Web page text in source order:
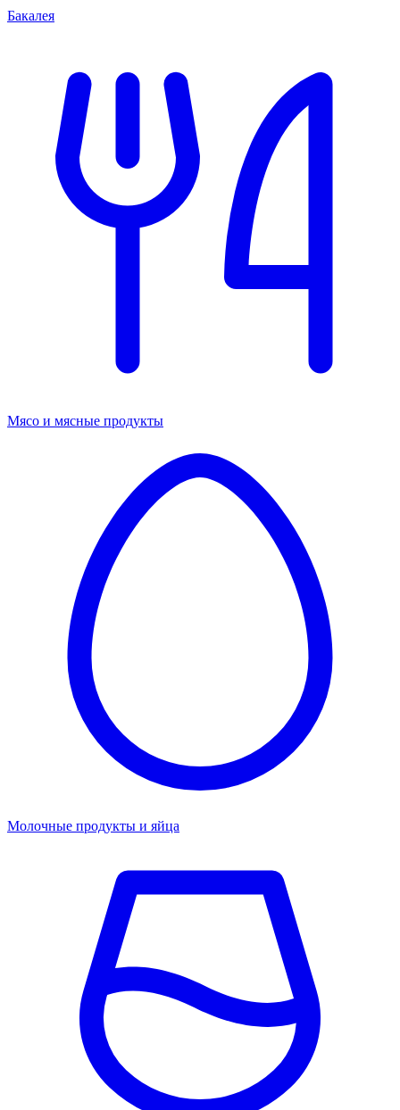
Бакалея
Мясо и мясные продукты
Молочные продукты и яйца